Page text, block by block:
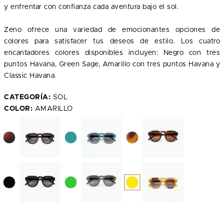
y enfrentar con confianza cada aventura bajo el sol.
Zeno ofrece una variedad de emocionantes opciones de
colores para satisfacer tus deseos de estilo. Los cuatro
encantadores colores disponibles incluyen: Negro con tres
puntos Havana, Green Sage, Amarillo con tres puntos Havana y
Classic Havana.
CATEGORÍA: SOL
COLOR: AMARILLO